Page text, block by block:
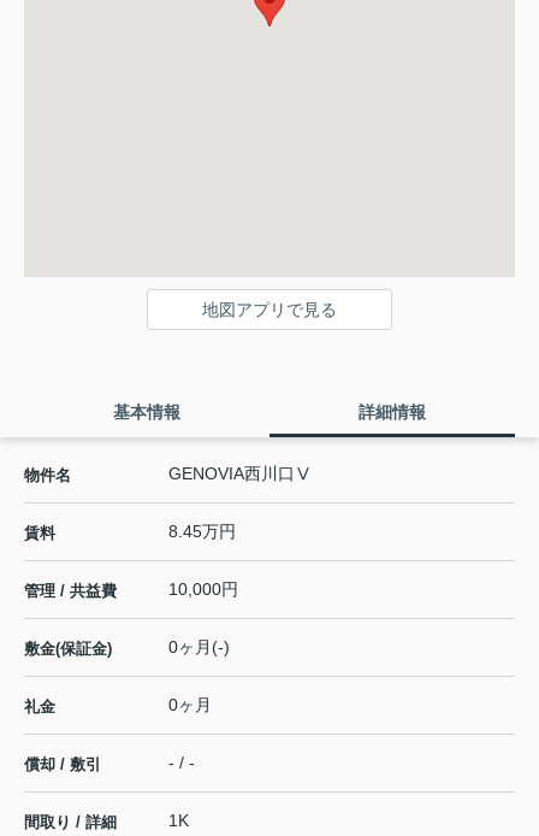
地図アプリで見る
基本情報 詳細情報
物件名 GENOVIA西川口Ⅴ
賃料 8.45万円
管理 / 共益費 10,000円
敷金(保証金) 0ヶ月(-)
礼金 0ヶ月
償却 / 敷引 - / -
間取り / 詳細 1K